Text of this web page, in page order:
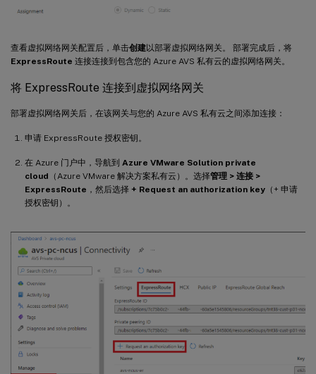
查看虚拟网络网关配置后，单击创建以部署虚拟网络网关。 部署完成后，将
ExpressRoute 连接连接到包含您的 Azure AVS 私有云的虚拟网络网关。
将 ExpressRoute 连接到虚拟网络网关
部署虚拟网络网关后，在该网关与您的 Azure AVS 私有云之间添加连接：
申请 ExpressRoute 授权密钥。
在 Azure 门户中，导航到 Azure VMware Solution private
cloud （Azure VMware 解决方案私有云）。选择管理 > 连接 >
ExpressRoute ，然后选择 + Request an authorization key （+ 申请
授权密钥）。